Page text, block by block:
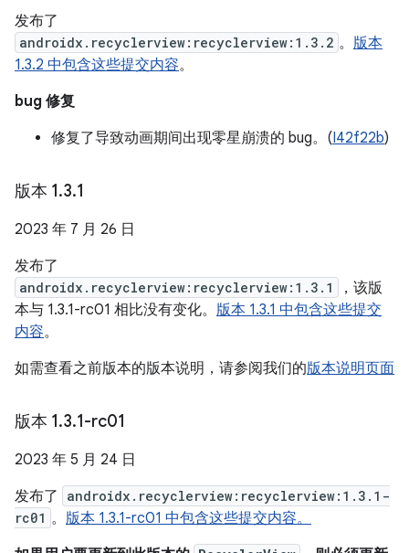
发布了
androidx.recyclerview:recyclerview:1.3.2 。 版本
1.3.2 中包含这些提交内容。
bug 修复
修复了导致动画期间出现零星崩溃的 bug。(I42f22b)
版本 1.3.1
2023 年 7 月 26 日
发布了
androidx.recyclerview:recyclerview:1.3.1
，该版
本与 1.3.1-rc01 相比没有变化。 版本 1.3.1 中包含这些提交
内容。
如需查看之前版本的版本说明，请参阅我们的版本说明页面
版本 1.3.1-rc01
2023 年 5 月 24 日
发布了
androidx.recyclerview:recyclerview:1.3.1-
rc01 。 版本 1.3.1-rc01 中包含这些提交内容。